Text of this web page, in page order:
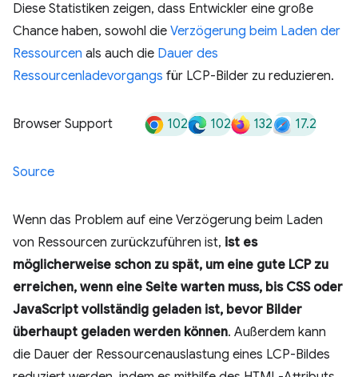
Diese Statistiken zeigen, dass Entwickler eine große
Chance haben, sowohl die Verzögerung beim Laden der
Ressourcen als auch die Dauer des
Ressourcenladevorgangs für LCP-Bilder zu reduzieren.
Browser Support 102 102 132 17.2
Source
Wenn das Problem auf eine Verzögerung beim Laden
von Ressourcen zurückzuführen ist, ist es
möglicherweise schon zu spät, um eine gute LCP zu
erreichen, wenn eine Seite warten muss, bis CSS oder
JavaScript vollständig geladen ist, bevor Bilder
überhaupt geladen werden können. Außerdem kann
die Dauer der Ressourcenauslastung eines LCP-Bildes